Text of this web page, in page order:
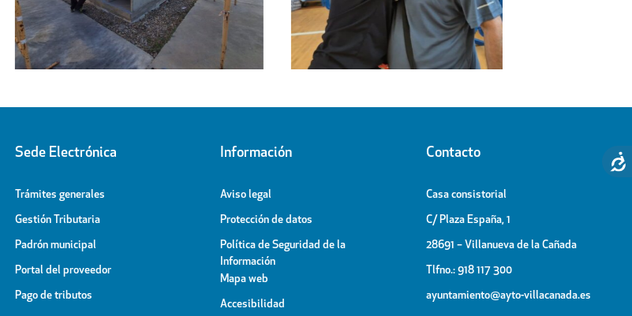
Pabellón Cubierto
Patronales
Sede Electrónica
Trámites generales
Gestión Tributaria
Padrón municipal
Portal del proveedor
Pago de tributos
Información
Aviso legal
Protección de datos
Política de Seguridad de la
Información
Mapa web
Accesibilidad
Contacto
Casa consistorial
C/ Plaza España, 1
28691 – Villanueva de la Cañada
Tlfno.: 918 117 300
ayuntamiento@ayto-villacanada.es